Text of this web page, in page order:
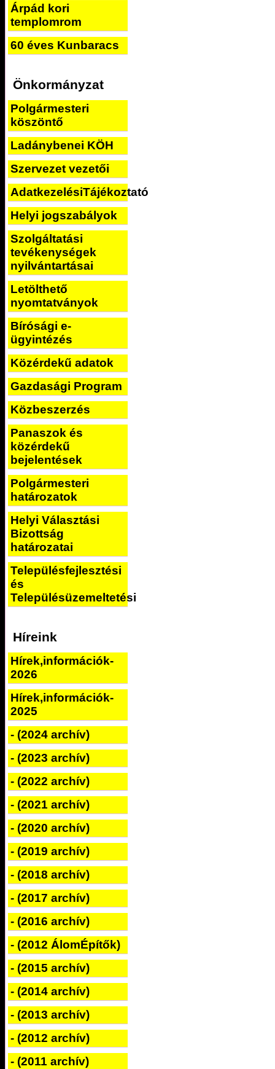
Árpád kori
templomrom
60 éves Kunbaracs
Önkormányzat
Polgármesteri
köszöntő
Ladánybenei KÖH
Szervezet vezetői
AdatkezelésiTájékoztató
Helyi jogszabályok
Szolgáltatási
tevékenységek
nyilvántartásai
Letölthető
nyomtatványok
Bírósági e-
ügyintézés
Közérdekű adatok
Gazdasági Program
Közbeszerzés
Panaszok és
közérdekű
bejelentések
Polgármesteri
határozatok
Helyi Választási
Bizottság
határozatai
Településfejlesztési
és
Településüzemeltetési
Híreink
Hírek,információk-
2026
Hírek,információk-
2025
- (2024 archív)
- (2023 archív)
- (2022 archív)
- (2021 archív)
- (2020 archív)
- (2019 archív)
- (2018 archív)
- (2017 archív)
- (2016 archív)
- (2012 ÁlomÉpítők)
- (2015 archív)
- (2014 archív)
- (2013 archív)
- (2012 archív)
- (2011 archív)